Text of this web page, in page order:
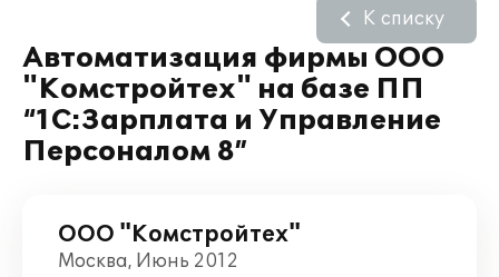
Автоматизация фирмы ООО
"Комстройтех" на базе ПП
“1С:Зарплата и Управление
Персоналом 8”
К списку
ООО "Комстройтех"
Москва, Июнь 2012